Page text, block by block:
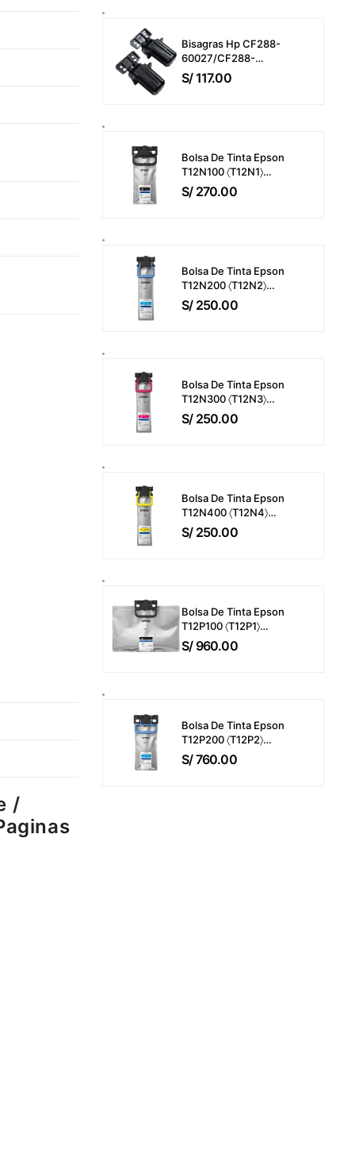
Bisagras Hp CF288-
60027/CF288-
60030/A8P79 Laserjet
Pro MFP M400 / M401 /
S/117.00
Bolsa De Tinta Epson
T12N100 〈T12N1〉
WorkForce Pro EM-
C800 / EP-C800 Color
S/270.00
Bolsa De Tinta Epson
T12N200 〈T12N2〉
WorkForce Pro EM-
C800 / EP-C800 Color
S/250.00
Bolsa De Tinta Epson
T12N300 〈T12N3〉
WorkForce Pro EM-
C800 / EP-C800 Color
S/250.00
Bolsa De Tinta Epson
T12N400 〈T12N4〉
WorkForce Pro EM-
C800 / EP-C800 Color
S/250.00
Bolsa De Tinta Epson
T12P100 〈T12P1〉
WorkForce Pro EM-
C800 / EP-C800 Color
S/960.00
Bolsa De Tinta Epson
T12P200 〈T12P2〉
WorkForce Pro EM-
C800 / EP-C800 Color
S/760.00
/